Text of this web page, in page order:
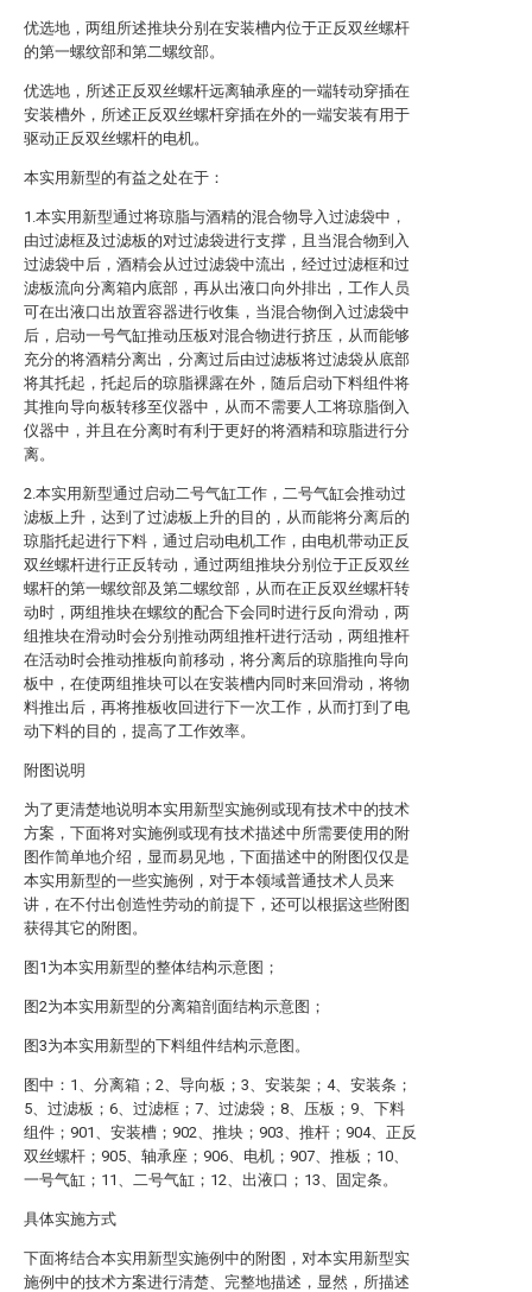
优选地，两组所述推块分别在安装槽内位于正反双丝螺杆
的第一螺纹部和第二螺纹部。
优选地，所述正反双丝螺杆远离轴承座的一端转动穿插在
安装槽外，所述正反双丝螺杆穿插在外的一端安装有用于
驱动正反双丝螺杆的电机。
本实用新型的有益之处在于：
1.本实用新型通过将琼脂与酒精的混合物导入过滤袋中，
由过滤框及过滤板的对过滤袋进行支撑，且当混合物到入
过滤袋中后，酒精会从过过滤袋中流出，经过过滤框和过
滤板流向分离箱内底部，再从出液口向外排出，工作人员
可在出液口出放置容器进行收集，当混合物倒入过滤袋中
后，启动一号气缸推动压板对混合物进行挤压，从而能够
充分的将酒精分离出，分离过后由过滤板将过滤袋从底部
将其托起，托起后的琼脂裸露在外，随后启动下料组件将
其推向导向板转移至仪器中，从而不需要人工将琼脂倒入
仪器中，并且在分离时有利于更好的将酒精和琼脂进行分
离。
2.本实用新型通过启动二号气缸工作，二号气缸会推动过
滤板上升，达到了过滤板上升的目的，从而能将分离后的
琼脂托起进行下料，通过启动电机工作，由电机带动正反
双丝螺杆进行正反转动，通过两组推块分别位于正反双丝
螺杆的第一螺纹部及第二螺纹部，从而在正反双丝螺杆转
动时，两组推块在螺纹的配合下会同时进行反向滑动，两
组推块在滑动时会分别推动两组推杆进行活动，两组推杆
在活动时会推动推板向前移动，将分离后的琼脂推向导向
板中，在使两组推块可以在安装槽内同时来回滑动，将物
料推出后，再将推板收回进行下一次工作，从而打到了电
动下料的目的，提高了工作效率。
附图说明
为了更清楚地说明本实用新型实施例或现有技术中的技术
方案，下面将对实施例或现有技术描述中所需要使用的附
图作简单地介绍，显而易见地，下面描述中的附图仅仅是
本实用新型的一些实施例，对于本领域普通技术人员来
讲，在不付出创造性劳动的前提下，还可以根据这些附图
获得其它的附图。
图1为本实用新型的整体结构示意图；
图2为本实用新型的分离箱剖面结构示意图；
图3为本实用新型的下料组件结构示意图。
图中：1、分离箱；2、导向板；3、安装架；4、安装条；
5、过滤板；6、过滤框；7、过滤袋；8、压板；9、下料
组件；901、安装槽；902、推块；903、推杆；904、正反
双丝螺杆；905、轴承座；906、电机；907、推板；10、
一号气缸；11、二号气缸；12、出液口；13、固定条。
具体实施方式
下面将结合本实用新型实施例中的附图，对本实用新型实
施例中的技术方案进行清楚、完整地描述，显然，所描述